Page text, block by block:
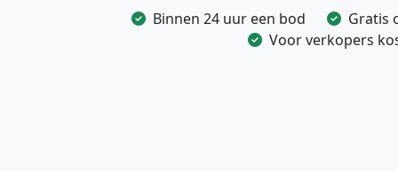
Binnen 24 uur een bod
Gratis
Voor verkopers